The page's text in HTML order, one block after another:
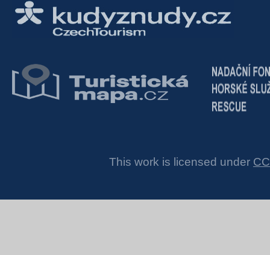
This work is licensed under